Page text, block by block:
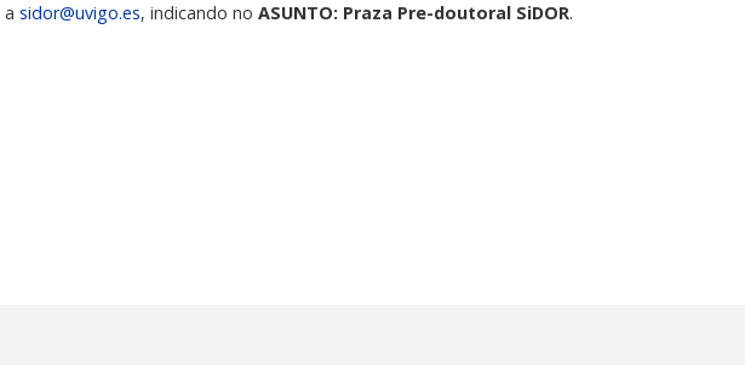
a sidor@uvigo.es, indicando no ASUNTO: Praza Pre-doutoral SiDOR.